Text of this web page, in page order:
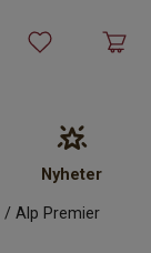
Nyheter
/ Alp Premier